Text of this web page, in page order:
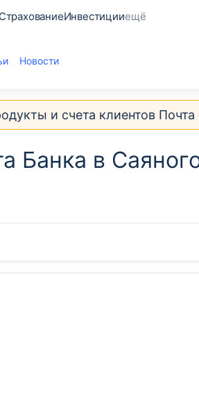
Инвестицииещё
Новости
и счета клиентов
Банка в